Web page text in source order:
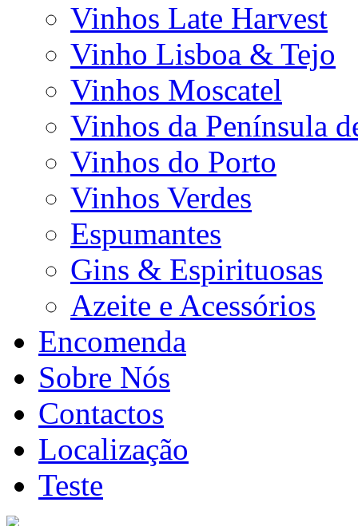
Vinhos Late Harvest
Vinho Lisboa & Tejo
Vinhos Moscatel
Vinhos da Península
Vinhos do Porto
Vinhos Verdes
Espumantes
Gins & Espirituosas
Azeite e Acessórios
Encomenda
Sobre Nós
Contactos
Localização
Teste